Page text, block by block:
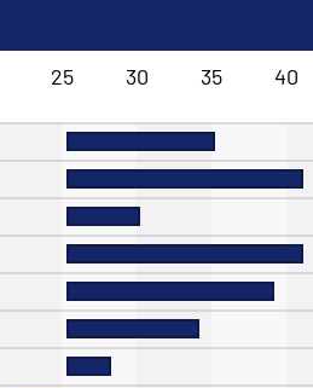
25 30 35 40